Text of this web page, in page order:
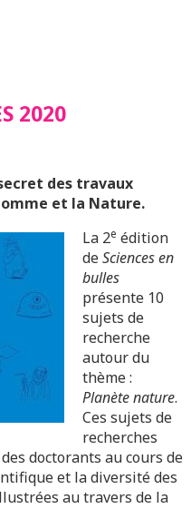
2020
des travaux
et la Nature.
La 2e édition
deSciences en
bulles
présente 10
sujets de
recherche
autour du
thème :
Planète nature.
Ces sujets de
recherches
doctorants au cours de
et la diversité des
au travers de la